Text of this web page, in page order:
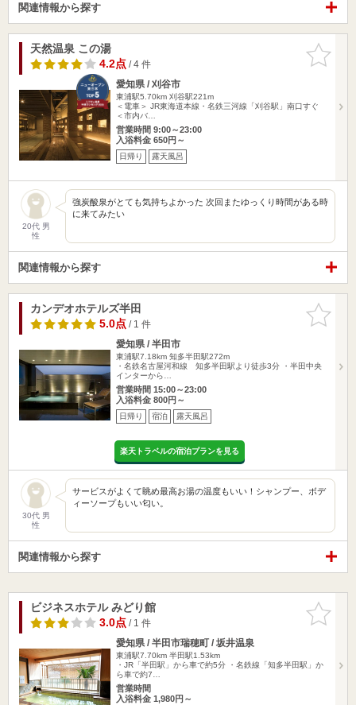
関連情報から探す
お気に入
りに追加
天然温泉 この湯
4.2点/ 4 件
愛知県 / 刈谷市
東浦駅5.70km 刈谷駅221m
＜電車＞ JR東海道本線・名鉄三河線「刈谷駅」南口すぐ
＜市内バ…
営業時間 9:00～23:00
入浴料金 650円～
日帰り 露天風呂
20代 男
性
強炭酸泉がとても気持ちよかった 次回またゆっくり時間がある時
に来てみたい
関連情報から探す
お気に入
りに追加
カンデオホテルズ半田
5.0点/ 1 件
愛知県 / 半田市
東浦駅7.18km 知多半田駅272m
・名鉄名古屋河和線 知多半田駅より徒歩3分 ・半田中央
インターから…
営業時間 15:00～23:00
入浴料金 800円～
日帰り 宿泊 露天風呂
楽天トラベルの宿泊プランを見る
30代 男
性
サービスがよくて眺め最高お湯の温度もいい！シャンプー、ボデ
ィーソープもいい匂い。
関連情報から探す
お気に入
りに追加
ビジネスホテル みどり館
3.0点/ 1 件
愛知県 / 半田市瑞穂町 / 坂井温泉
東浦駅7.70km 半田駅1.53km
・JR「半田駅」から車で約5分 ・名鉄線「知多半田駅」か
ら車で約7…
営業時間
入浴料金 1,980円～